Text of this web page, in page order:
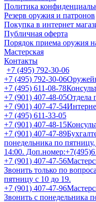
Политика
Резерв оружия и патронов
Покупка в интернет
Публичная оферта
Порядок приема оружия
Мастерская
Контакты
+7 (495) 792-30-06
+7 (495) 792-30-06
+7 (495) 611-08-78
+7 (901) 407-48-05Отдела
+7 (901) 407-47-54
+7 (495) 611-33-05
+7 (901) 407-48-15
+7 (901) 407-47-89
понедельника по
14:00.
+7 (901) 407-47-56
Звонить только по
пятницу с 10 до 19.
+7 (901) 407-47-96
Звонить с понедельника